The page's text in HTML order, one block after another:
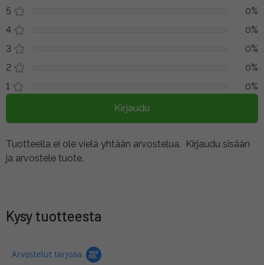
5
0%
4
0%
3
0%
2
0%
1
0%
Kirjaudu
Tuotteella ei ole vielä yhtään arvostelua. Kirjaudu sisään
ja arvostele tuote.
Kysy tuotteesta
Arvostelut tarjoaa